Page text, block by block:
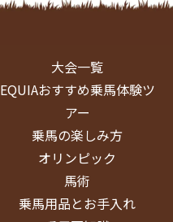
大会一覧
EQUIAおすすめ乗馬体験ツ
アー
乗馬の楽しみ方
オリンピック
馬術
乗馬用品とお手入れ